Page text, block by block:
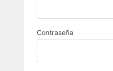
Contraseña